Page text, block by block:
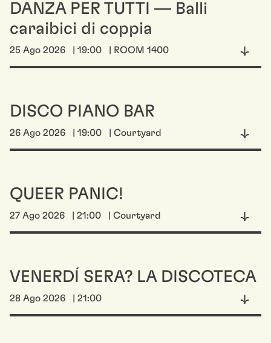
DANZA PER TUTTI — Balli
caraibici di coppia
25 Ago 2026 | 19:00 | ROOM 1400
DISCO PIANO BAR
26 Ago 2026 | 19:00 | Courtyard
QUEER PANIC!
27 Ago 2026 | 21:00 | Courtyard
VENERDÍ SERA? LA DISCOTECA
28 Ago 2026 | 21:00